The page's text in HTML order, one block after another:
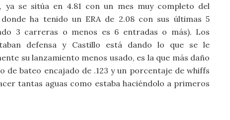
ya se sitúa en 4.81 con un mes muy completo del
ha tenido un ERA de 2.08 con sus últimas 5
3 carreras o menos es 6 entradas o más). Los
defensa y Castillo está dando lo que se le
su lanzamiento menos usado, es la que más daño
de bateo encajado de .123 y un porcentaje de whiffs
tantas aguas como estaba haciéndolo a primeros